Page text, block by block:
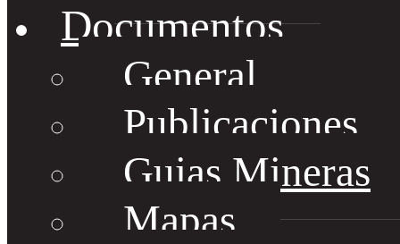
Documentos
General
Publicaciones
Guias Mineras
Mapas